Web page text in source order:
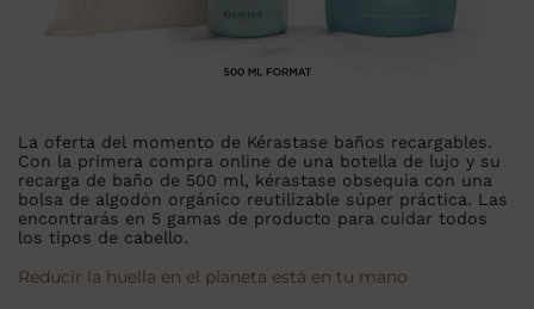
La oferta del momento de Kérastase baños recargables.
Con la primera compra online de una botella de lujo y su
recarga de baño de 500 ml, kérastase obsequia con una
bolsa de algodón orgánico reutilizable súper práctica. Las
encontrarás en 5 gamas de producto para cuidar todos
los tipos de cabello.
Reducir la huella en el planeta está en tu mano